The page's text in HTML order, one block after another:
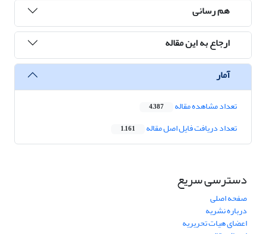
هم رسانی
ارجاع به این مقاله
آمار
تعداد مشاهده مقاله 4,387
تعداد دریافت فایل اصل مقاله 1,161
دسترسی سریع
صفحه اصلی
درباره نشریه
اعضای هیات تحریریه